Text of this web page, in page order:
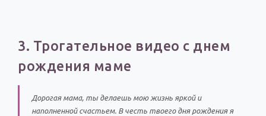
3. Трогательное видео с днем
рождения маме
Дорогая мама, ты делаешь мою жизнь яркой и
наполненной счастьем. В честь твоего дня рождения я